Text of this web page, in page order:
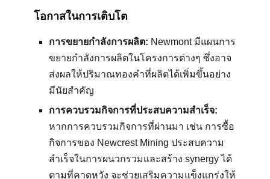
โอกาสในการเติบโต
การขยายกำลังการผลิต: Newmont มีแผนการ
ขยายกำลังการผลิตในโครงการต่างๆ ซึ่งอาจ
ส่งผลให้ปริมาณทองคำที่ผลิตได้เพิ่มขึ้นอย่าง
มีนัยสำคัญ
การควบรวมกิจการที่ประสบความสำเร็จ:
หากการควบรวมกิจการที่ผ่านมา เช่น การซื้อ
กิจการของ Newcrest Mining ประสบความ
สำเร็จในการผนวกรวมและสร้าง synergy ได้
ตามที่คาดหวัง จะช่วยเสริมความแข็งแกร่งให้